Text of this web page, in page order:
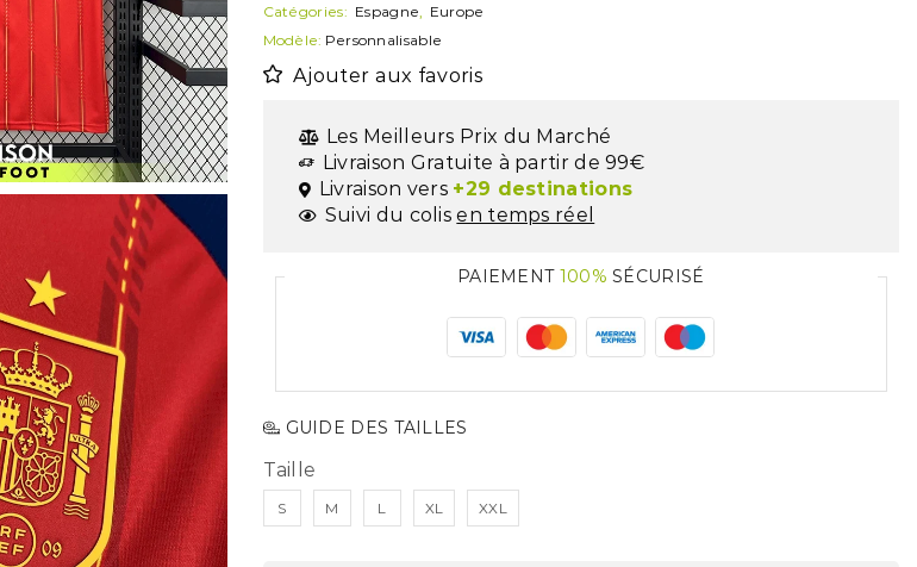
Catégories: Espagne, Europe
Modèle: Personnalisable
Ajouter aux favoris
Les Meilleurs Prix du Marché
Livraison Gratuite à partir de 99€
Livraison vers +29 destinations
Suivi du colisen temps réel
PAIEMENT 100% SÉCURISÉ
GUIDE DES TAILLES
Taille
S M L XL XXL